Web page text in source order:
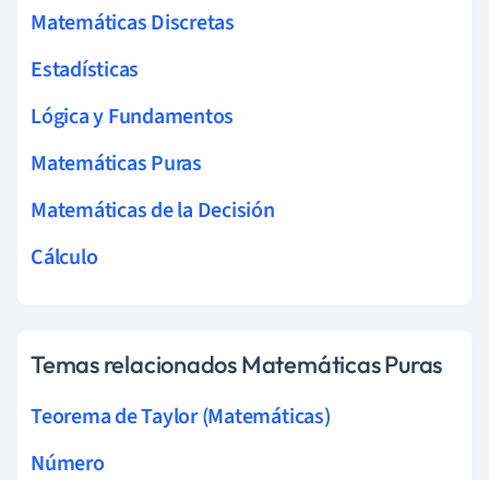
Matemáticas Discretas
Estadísticas
Lógica y Fundamentos
Matemáticas Puras
Matemáticas de la Decisión
Cálculo
Temas relacionados Matemáticas Puras
Teorema de Taylor (Matemáticas)
Número